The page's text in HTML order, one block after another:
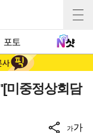
포토
미중정상회담
가가